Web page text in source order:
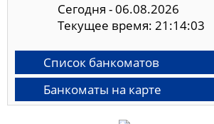
Сегодня - 06.08.2026
Текущее время: 21:14:03
Список банкоматов
Банкоматы на карте